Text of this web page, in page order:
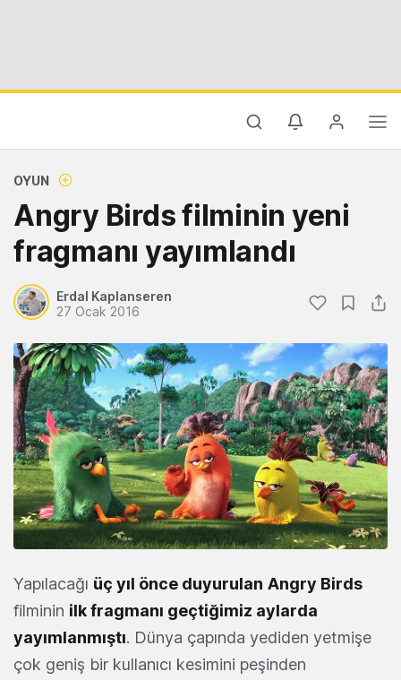
OYUN
Angry Birds filminin yeni
fragmanı yayımlandı
Erdal Kaplanseren
27 Ocak 2016
Yapılacağı üç yıl önce duyurulan Angry Birds
filminin ilk fragmanı geçtiğimiz aylarda
yayımlanmıştı. Dünya çapında yediden yetmişe
çok geniş bir kullanıcı kesimini peşinden